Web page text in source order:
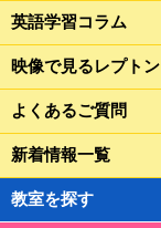
英語学習コラム
映像で見るレプトン
よくあるご質問
新着情報一覧
教室を探す